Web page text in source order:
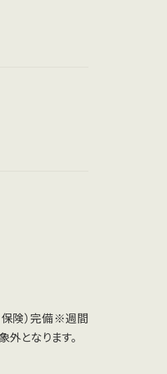
保険）完備※週間
となります。